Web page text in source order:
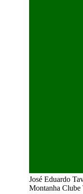
José Eduardo
Montanha